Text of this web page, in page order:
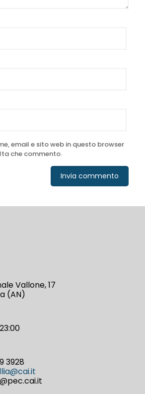
email e sito web in questo browser
che commento.
Vallone, 17
(AN)
3928